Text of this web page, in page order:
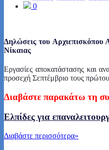
0
Δηλώσεις του Αρχιεπισκόπου
Νίκαιας
Εργασίες αποκατάστασης και
προσεχή Σεπτέμβριο τους
Διαβάστε παρακάτω τη
Ελπίδες για
Διαβάστε περισσότερα»